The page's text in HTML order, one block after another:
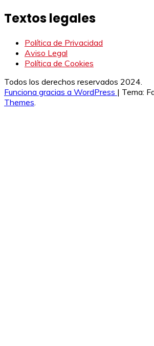
Textos legales
Política de Privacidad
Aviso Legal
Política de Cookies
Todos los derechos reservados 2024.
Funciona gracias a WordPress | Tema:
Themes.